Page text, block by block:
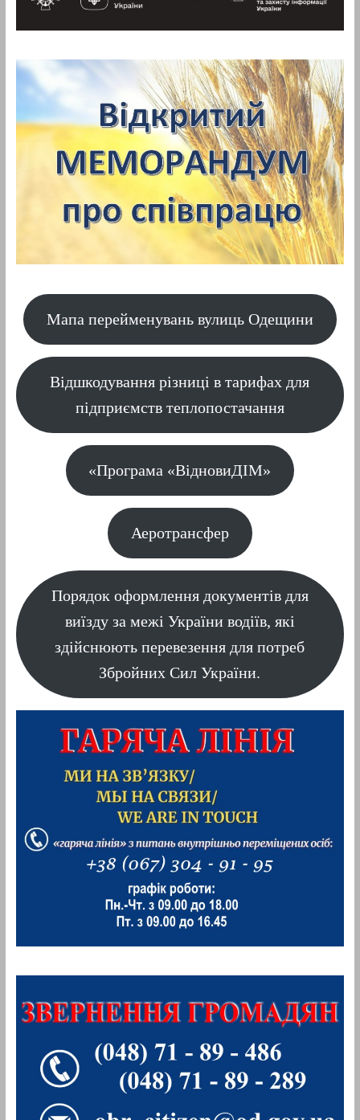
Мапа перейменувань вулиць Одещини
Відшкодування різниці в тарифах для
підприємств теплопостачання
«Програма «ВідновиДІМ»
Аеротрансфер
Порядок оформлення документів для
виїзду за межі України водіїв, які
здійснюють перевезення для потреб
Збройних Сил України.